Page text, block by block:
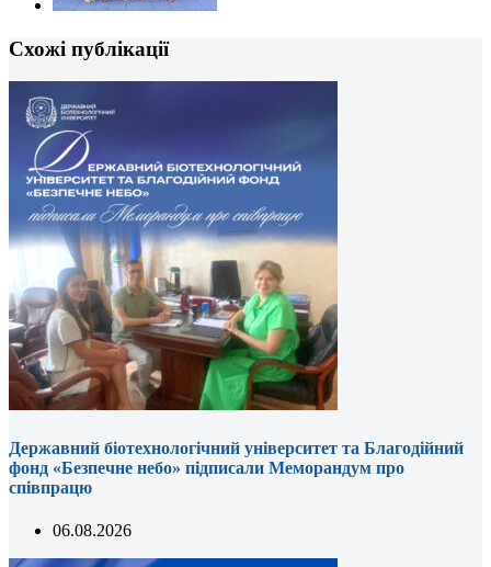
Схожі публікації
Державний біотехнологічний університет та Благодійний
фонд «Безпечне небо» підписали Меморандум про
співпрацю
06.08.2026